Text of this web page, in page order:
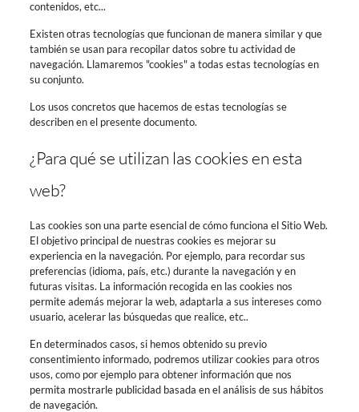
contenidos, etc...
Existen otras tecnologías que funcionan de manera similar y que
también se usan para recopilar datos sobre tu actividad de
navegación. Llamaremos "cookies" a todas estas tecnologías en
su conjunto.
Los usos concretos que hacemos de estas tecnologías se
describen en el presente documento.
¿Para qué se utilizan las cookies en esta
web?
Las cookies son una parte esencial de cómo funciona el Sitio Web.
El objetivo principal de nuestras cookies es mejorar su
experiencia en la navegación. Por ejemplo, para recordar sus
preferencias (idioma, país, etc.) durante la navegación y en
futuras visitas. La información recogida en las cookies nos
permite además mejorar la web, adaptarla a sus intereses como
usuario, acelerar las búsquedas que realice, etc..
En determinados casos, si hemos obtenido su previo
consentimiento informado, podremos utilizar cookies para otros
usos, como por ejemplo para obtener información que nos
permita mostrarle publicidad basada en el análisis de sus hábitos
de navegación.